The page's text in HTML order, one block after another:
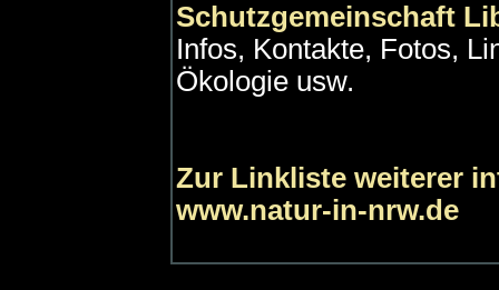
Schutzgemeinschaft
Infos, Kontakte, Fotos,
Ökologie usw.
Zur Linkliste weiterer
www.natur-in-nrw.de